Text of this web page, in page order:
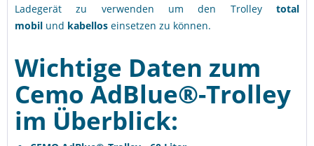
Ladegerät zu verwenden um den Trolley total
mobil und kabellos einsetzen zu können.
Wichtige Daten zum
Cemo AdBlue®-Trolley
im Überblick: